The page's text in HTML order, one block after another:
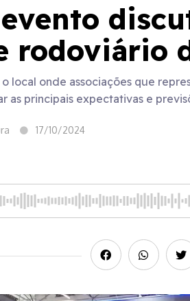
rodoviário
local onde associações que
as principais expectativas e
17/10/2024